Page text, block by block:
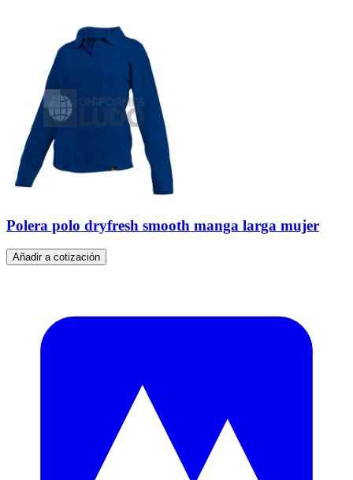
Polera polo dryfresh smooth manga larga mujer
Añadir a cotización